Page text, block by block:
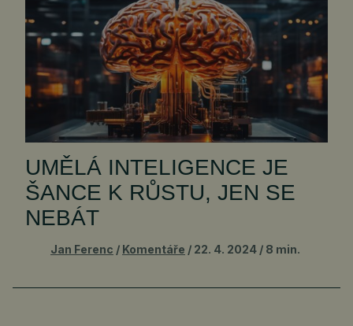
UMĚLÁ INTELIGENCE JE
ŠANCE K RŮSTU, JEN SE
NEBÁT
Jan Ferenc Komentáře 22. 4. 2024 8 min.